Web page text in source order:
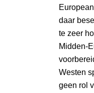
daar
te zeer
Midden-
Westen
geen rol